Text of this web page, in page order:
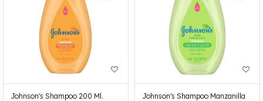
Johnson's Shampoo 200 Ml.
Johnson's Shampoo Manzanilla